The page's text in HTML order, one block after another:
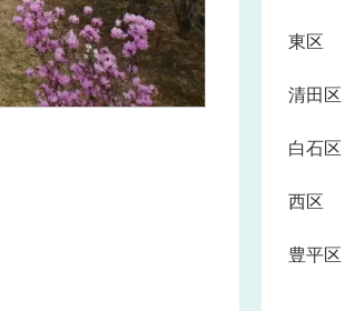
東区
清田区
白石区
西区
豊平区